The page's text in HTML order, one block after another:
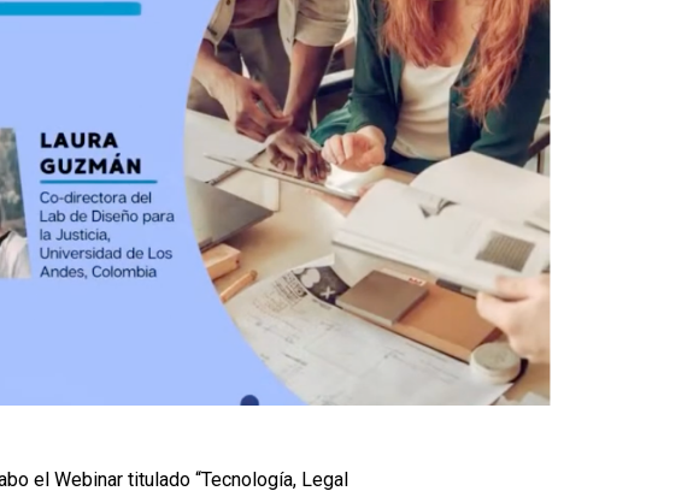
el Webinar titulado “Tecnología, Legal